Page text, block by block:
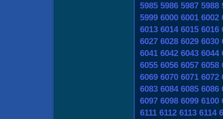
5985 5986 5987 5988
5999 6000 6001 6002
6013 6014 6015 6016
6027 6028 6029 6030
6041 6042 6043 6044
6055 6056 6057 6058
6069 6070 6071 6072
6083 6084 6085 6086
6097 6098 6099 6100
6111 6112 6113 6114